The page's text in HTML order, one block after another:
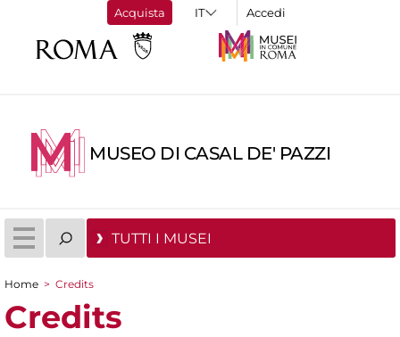
Acquista Accedi
MUSEO DI CASAL DE' PAZZI
TUTTI I MUSEI
Tu sei qui
Home > Credits
Credits